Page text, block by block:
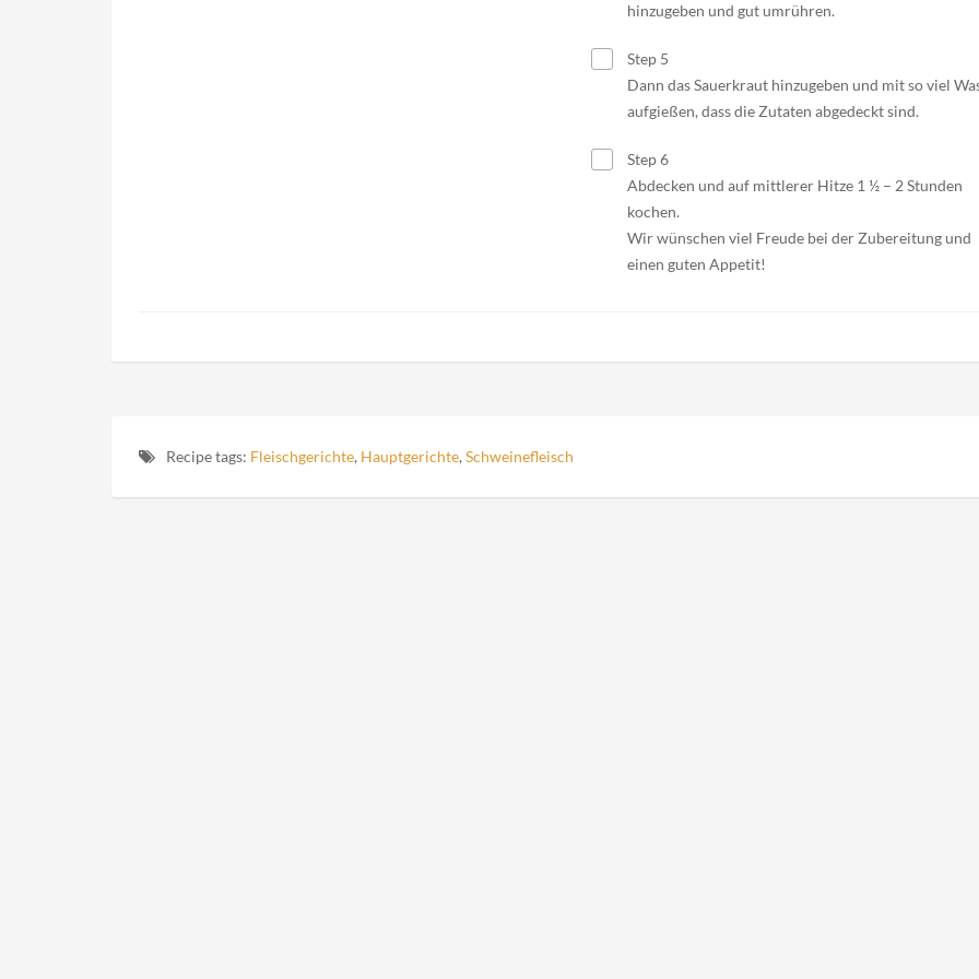
hinzugeben und gut umrühren.
Step 5
Dann das Sauerkraut hinzugeben und mit so viel
aufgießen, dass die Zutaten abgedeckt sind.
Step 6
Abdecken und auf mittlerer Hitze 1 ½ – 2 Stunden
kochen.
Wir wünschen viel Freude bei der Zubereitung und
einen guten Appetit!
Recipe tags: Fleischgerichte, Hauptgerichte, Schweinefleisch